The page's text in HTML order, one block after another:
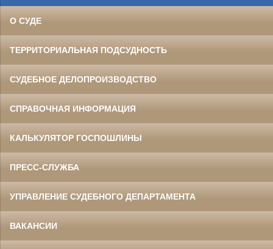
О СУДЕ
ТЕРРИТОРИАЛЬНАЯ ПОДСУДНОСТЬ
СУДЕБНОЕ ДЕЛОПРОИЗВОДСТВО
СПРАВОЧНАЯ ИНФОРМАЦИЯ
КАЛЬКУЛЯТОР ГОСПОШЛИНЫ
ПРЕСС-СЛУЖБА
УПРАВЛЕНИЕ СУДЕБНОГО ДЕПАРТАМЕНТА
ВАКАНСИИ